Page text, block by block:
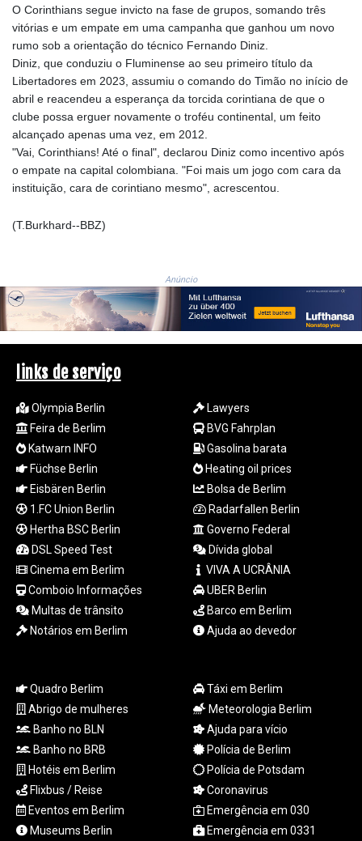
INR 110.076256
IQD
1509.981237
IRR
1590322.371805
ISK 142.598215
JEP 0.8566
JOD 0.819746
JPY 182.445186
KES 149.158147
KWD 0.356853
KYD 0.960588
103223.017367
LSL 18.726567
LTL 3.413768
LVL 0.699335
LYD 7.331909
MAD 10.743067
MDL 20.044751
MMK
MOP 9.314584
MRU 46.338424
MUR 54.419742
MVR 17.862733
MXN 19.811945
MYR 4.728715
MZN 73.882892
O Corinthians segue invicto na fase de grupos, somando três
vitórias e um empate em uma campanha que ganhou um novo
rumo sob a orientação do técnico Fernando Diniz.
Diniz, que conduziu o Fluminense ao seu primeiro título da
Libertadores em 2023, assumiu o comando do Timão no início de
abril e reacendeu a esperança da torcida corintiana de que o
clube possa erguer novamente o troféu continental, um feito
alcançado apenas uma vez, em 2012.
"Vai, Corinthians! Até o final", declarou Diniz como incentivo após
o empate na capital colombiana. "Foi mais um jogo com cara da
instituição, cara de corintiano mesmo", acrescentou.
(T.Burkhard--BBZ)
Anúncio
links de serviço
Olympia Berlin
Feira de Berlim
Katwarn INFO
Füchse Berlin
Eisbären Berlin
1.FC Union Berlin
Hertha BSC Berlin
DSL Speed Test
Cinema em Berlim
Comboio Informações
Multas de trânsito
Notários em Berlim
Lawyers
BVG Fahrplan
Gasolina barata
Heating oil prices
Bolsa de Berlim
Radarfallen Berlin
Governo Federal
Dívida global
VIVA A UCRÂNIA
UBER Berlin
Barco em Berlim
Ajuda ao devedor
Quadro Berlim
Abrigo de mulheres
Banho no BLN
Banho no BRB
Hotéis em Berlim
Flixbus / Reise
Eventos em Berlim
Museums Berlin
Táxi em Berlim
Meteorologia Berlim
Ajuda para vício
Polícia de Berlim
Polícia de Potsdam
Coronavirus
Emergência em 030
Emergência em 0331